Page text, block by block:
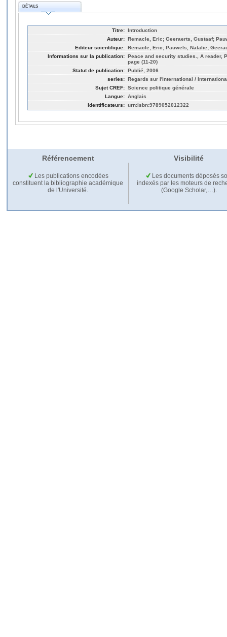
DÉTAILS
Titre: Introduction
Auteur: Remacle, Eric; Geeraerts, Gustaaf;
Editeur scientifique: Remacle, Eric; Pauwels, Natalie;
Informations sur la publication: Peace and security studies., A reader,
page (11-20)
Statut de publication: Publié, 2006
series: Regards sur l'International /
Sujet CREF: Science politique générale
Langue: Anglais
Identificateurs: urn:isbn:9789052012322
Référencement Visibilité
Les publications encodées
constituent la bibliographie académique
de l'Université.
Les documents déposés
indexés par les moteurs de
(Google Scholar,…).